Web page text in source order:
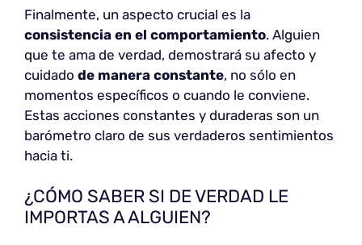
Finalmente, un aspecto crucial es la
consistencia en el comportamiento. Alguien
que te ama de verdad, demostrará su afecto y
cuidado de manera constante, no sólo en
momentos específicos o cuando le conviene.
Estas acciones constantes y duraderas son un
barómetro claro de sus verdaderos sentimientos
hacia ti.
¿CÓMO SABER SI DE VERDAD LE
IMPORTAS A ALGUIEN?